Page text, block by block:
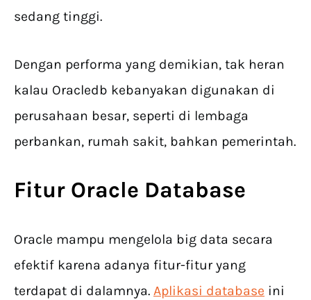
sedang tinggi.
Dengan performa yang demikian, tak heran
kalau Oracledb kebanyakan digunakan di
perusahaan besar, seperti di lembaga
perbankan, rumah sakit, bahkan pemerintah.
Fitur Oracle Database
Oracle mampu mengelola big data secara
efektif karena adanya fitur-fitur yang
terdapat di dalamnya. Aplikasi database ini